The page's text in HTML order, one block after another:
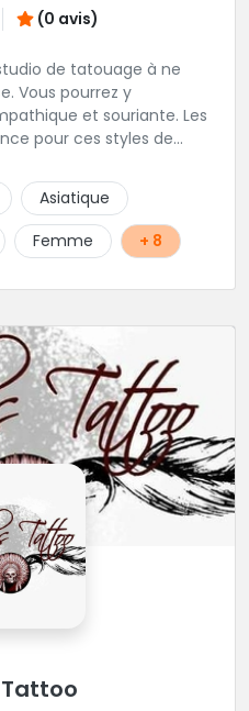
(0 avis)
de tatouage à ne
Vous pourrez y
pour ces styles de
!
Asiatique
Femme + 8